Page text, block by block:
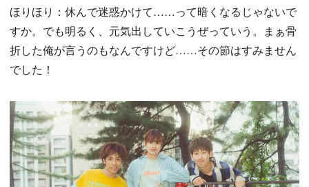
ほりほり：休んで迷惑かけて……って暗くなるじゃないで
すか。でも明るく、元気出していこうぜっていう。まぁ骨
折した俺が言うのもなんですけど……その節はすみません
でした！